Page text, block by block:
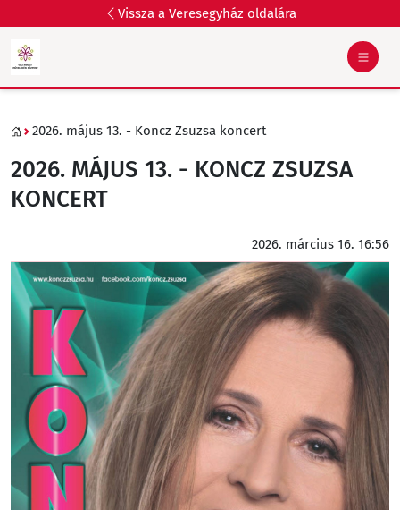
Vissza a Veresegyház oldalára
2026. május 13. - Koncz Zsuzsa koncert
2026. MÁJUS 13. - KONCZ ZSUZSA
KONCERT
2026. március 16. 16:56